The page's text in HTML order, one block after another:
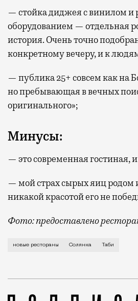
— стойка диджея с винилом и
оборудованием — отдельная
история. Очень точно
конкретному вечеру, и к
— публика 25+ совсем как на
но пребывающая в вечных
оригинального»;
Минусы:
— это современная гостиная,
— мой страх сырых яиц родом
никакой красотой его не
Фото: предоставлено
Изакая-бар Tabi (Солянка, 1/
новые рестораны Солянка Таби